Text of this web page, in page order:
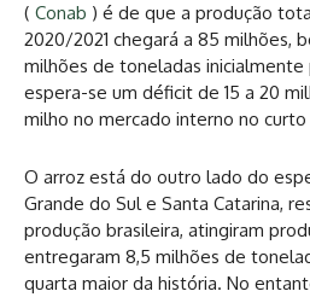
( Conab ) é de que a produção
2020/2021 chegará a 85 milhões,
milhões de toneladas inicialmente
espera-se um déficit de 15 a 20
milho no mercado interno no curto
O arroz está do outro lado do
Grande do Sul e Santa Catarina,
produção brasileira, atingiram
entregaram 8,5 milhões de
quarta maior da história. No